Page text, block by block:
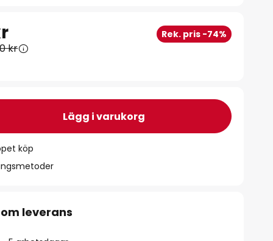
Rek. pris -74%
kr
Lägg i varukorg
köp
leverans